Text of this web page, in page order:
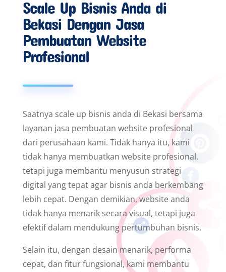
Scale Up Bisnis Anda di
Bekasi Dengan Jasa
Pembuatan Website
Profesional
Saatnya scale up bisnis anda di Bekasi bersama
layanan jasa pembuatan website profesional
dari perusahaan kami. Tidak hanya itu, kami
tidak hanya membuatkan website profesional,
tetapi juga membantu menyusun strategi
digital yang tepat agar bisnis anda berkembang
lebih cepat. Dengan demikian, website anda
tidak hanya menarik secara visual, tetapi juga
efektif dalam mendukung pertumbuhan bisnis.
Selain itu, dengan desain menarik, performa
cepat, dan fitur fungsional, kami membantu